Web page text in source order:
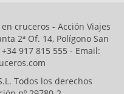
cruceros - Acción Viajes
2ª Of. 14, Polígono San
917 815 555 - Email:
Todos los derechos